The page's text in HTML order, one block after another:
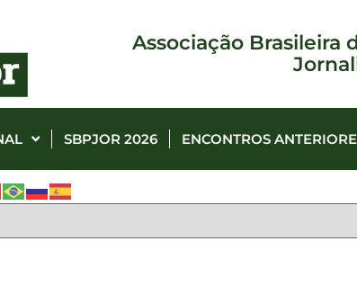
Associação Brasileira
SBPJOR 2026 ENCONTROS